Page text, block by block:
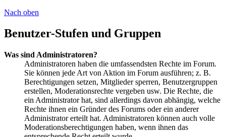
Nach oben
Benutzer-Stufen und Gruppen
Was sind Administratoren?
Administratoren haben die umfassendsten Rechte im Forum.
Sie können jede Art von Aktion im Forum ausführen; z. B.
Berechtigungen setzen, Mitglieder sperren, Benutzergruppen
erstellen, Moderationsrechte vergeben usw. Die Rechte, die
ein Administrator hat, sind allerdings davon abhängig, welche
Rechte ihnen ein Gründer des Forums oder ein anderer
Administrator erteilt hat. Administratoren können auch volle
Moderationsberechtigungen haben, wenn ihnen das